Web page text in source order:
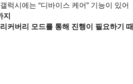
럭시에는 “디바이스 케어” 기능이 있어
지
커버리 모드를 통해 진행이 필요하기 때